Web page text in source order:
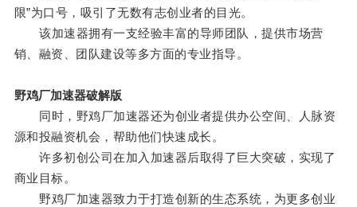
限”为口号，吸引了无数有志创业者的目光。
该加速器拥有一支经验丰富的导师团队，提供市场营
销、融资、团队建设等多方面的专业指导。
野鸡厂加速器破解版
同时，野鸡厂加速器还为创业者提供办公空间、人脉资
源和投融资机会，帮助他们快速成长。
许多初创公司在加入加速器后取得了巨大突破，实现了
商业目标。
野鸡厂加速器致力于打造创新的生态系统，为更多创业